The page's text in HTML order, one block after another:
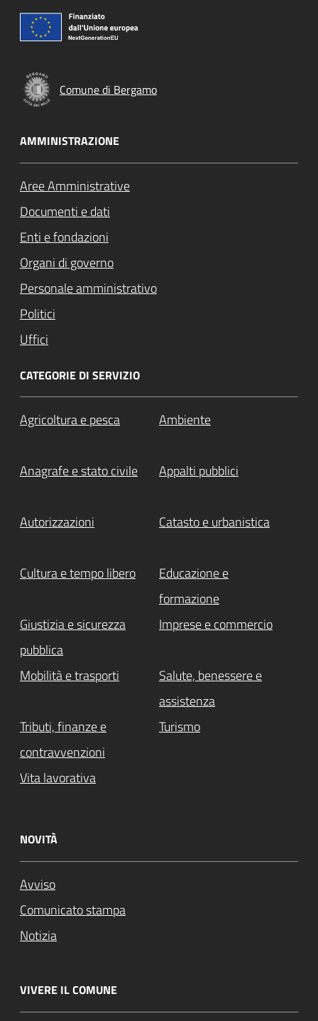
Comune di Bergamo
AMMINISTRAZIONE
Aree Amministrative
Documenti e dati
Enti e fondazioni
Organi di governo
Personale amministrativo
Politici
Uffici
CATEGORIE DI SERVIZIO
Agricoltura e pesca Ambiente
Anagrafe e stato civile Appalti pubblici
Autorizzazioni Catasto e urbanistica
Cultura e tempo libero
Educazione e
formazione
Giustizia e sicurezza
pubblica
Imprese e commercio
Mobilità e trasporti
Salute, benessere e
assistenza
Tributi, finanze e
contravvenzioni
Turismo
Vita lavorativa
NOVITÀ
Avviso
Comunicato stampa
Notizia
VIVERE IL COMUNE